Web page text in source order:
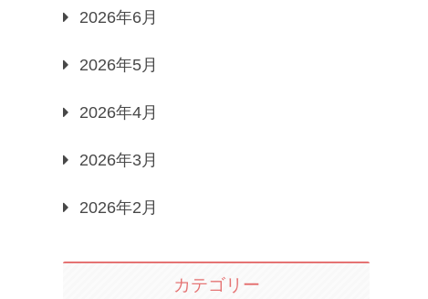
2026年6月
2026年5月
2026年4月
2026年3月
2026年2月
カテゴリー